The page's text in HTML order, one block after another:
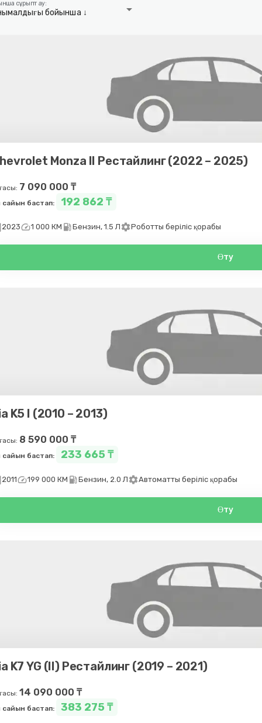
сұрыптау:
бойынша ↓ arrow_drop_down
Monza II Рестайлинг (2022 – 2025)
7 090 000 ₸
сайын бастап: 192 862 ₸
2023speed1 000 КМ local_gas_stationБензин, 1.5 Л settingsРоботты беріліс қорабы
Өту
K5 I (2010 – 2013)
8 590 000 ₸
сайын бастап: 233 665 ₸
2011speed199 000 КМ local_gas_stationБензин, 2.0 Л settingsАвтоматты беріліс қорабы
Өту
K7 YG (II) Рестайлинг (2019 – 2021)
14 090 000 ₸
сайын бастап: 383 275 ₸